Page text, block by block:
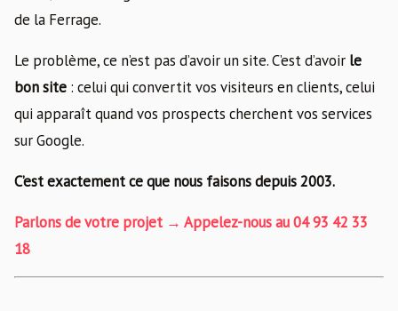
de la Ferrage.
Le problème, ce n’est pas d’avoir un site. C’est d’avoir le
bon site : celui qui convertit vos visiteurs en clients, celui
qui apparaît quand vos prospects cherchent vos services
sur Google.
C’est exactement ce que nous faisons depuis 2003.
Parlons de votre projet → Appelez-nous au 04 93 42 33
18